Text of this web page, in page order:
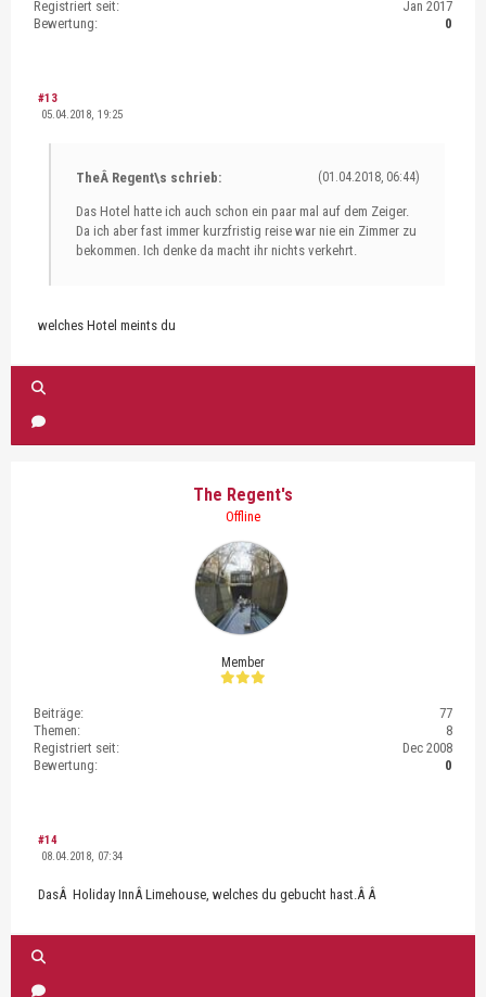
Registriert seit:
Jan 2017
Bewertung:
0
#13
05.04.2018, 19:25
(01.04.2018, 06:44)
TheÂ Regent\s schrieb:
Das Hotel hatte ich auch schon ein paar mal auf dem Zeiger.
Da ich aber fast immer kurzfristig reise war nie ein Zimmer zu
bekommen. Ich denke da macht ihr nichts verkehrt.
welches Hotel meints du
The Regent's
Offline
Member
Beiträge:
77
Themen:
8
Registriert seit:
Dec 2008
Bewertung:
0
#14
08.04.2018, 07:34
DasÂ Holiday InnÂ Limehouse, welches du gebucht hast.Â Â